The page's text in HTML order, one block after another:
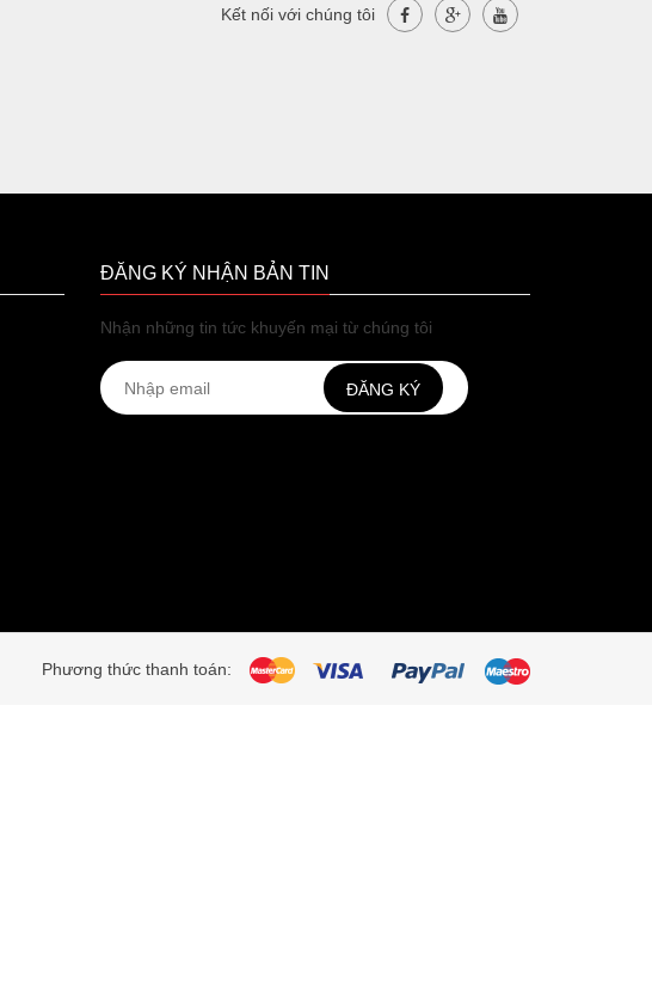
Kết nối với chúng tôi
ĐĂNG KÝ NHẬN BẢN TIN
Nhận những tin tức khuyến mại từ chúng tôi
ĐĂNG KÝ
Phương thức thanh toán: